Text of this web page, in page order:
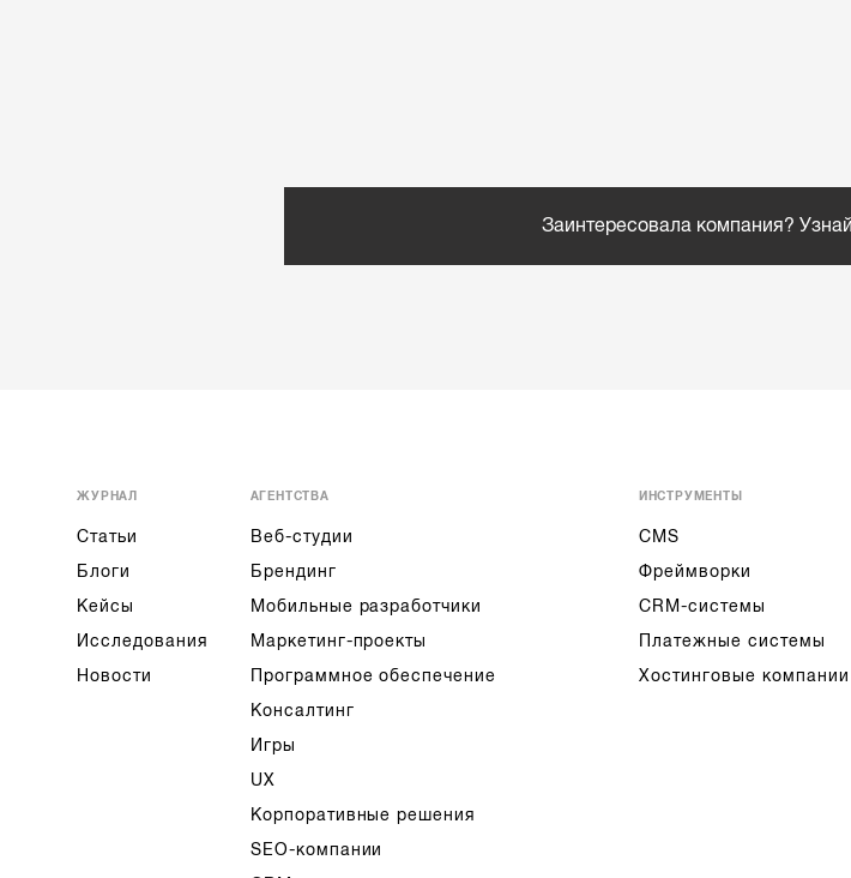
Заинтересовала компания?
ЖУРНАЛ
Статьи
Блоги
Кейсы
Исследования
Новости
АГЕНТСТВА
Веб-студии
Брендинг
Мобильные разработчики
Маркетинг-проекты
Программное обеспечение
Консалтинг
Игры
UX
Корпоративные решения
SEO-компании
ИНСТРУМЕНТЫ
CMS
Фреймворки
CRM-системы
Платежные системы
Хостинговые компании